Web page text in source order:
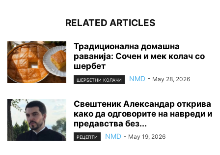
RELATED ARTICLES
Традиционална домашна
раванија: Сочен и мек колач со
шербет
ШЕРБЕТНИ КОЛАЧИ NMD - May 28, 2026
Свештеник Александар открива
како да одговорите на навреди и
предавства без...
РЕЦЕПТИ NMD - May 19, 2026